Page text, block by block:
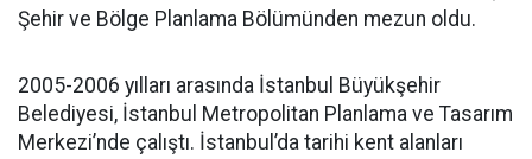
Şehir ve Bölge Planlama Bölümünden mezun oldu.
2005-2006 yılları arasında İstanbul Büyükşehir
Belediyesi, İstanbul Metropolitan Planlama ve Tasarım
Merkezi’nde çalıştı. İstanbul’da tarihi kent alanları